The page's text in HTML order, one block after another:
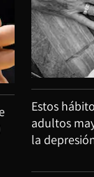
Estos
adultos
la